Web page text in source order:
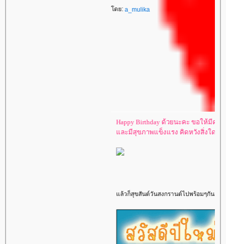
a_mulika
Happy Birthdayด้วยนะคะ ขอให้มีความสุขมา
และมีสุขภาพแข็งแรง คิดหวังสิ่งใดก็ขอให้สม
แล้วก็สุขสันต์วันสงกรานต์ไปพร้อมๆกันเลยด้วยนะค